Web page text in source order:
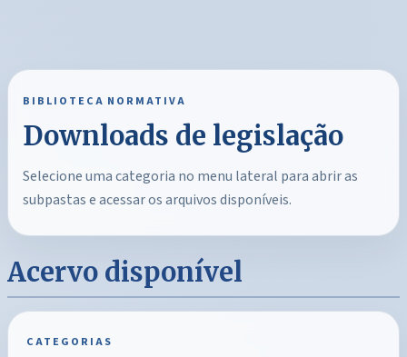
BIBLIOTECA NORMATIVA
Downloads de legislação
Selecione uma categoria no menu lateral para abrir as
subpastas e acessar os arquivos disponíveis.
Acervo disponível
CATEGORIAS